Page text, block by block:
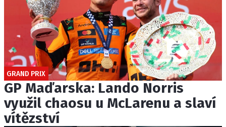
GRAND PRIX
GP Maďarska: Lando Norris
využil chaosu u McLarenu a slaví
vítězství